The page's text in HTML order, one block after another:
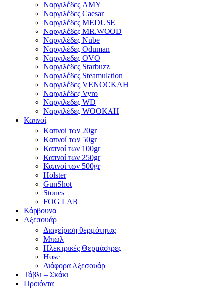
Ναργιλέδες AΜΥ
Ναργιλέδες Caesar
Ναργιλέδες MEDUSE
Ναργιλέδες MR.WOOD
Ναργιλέδες Nube
Ναργιλέδες Oduman
Ναργιλεδες OVO
Ναργιλέδες Starbuzz
Ναργιλέδες Steamulation
Ναργιλέδες VENOOKAH
Ναργιλέδες Vyro
Ναργιλεδες WD
Ναργιλέδες WOOKAH
Καπνοί
Kαπνοί των 20gr
Kαπνοί των 50gr
Καπνοί των 100gr
Καπνοί των 250gr
Καπνοί των 500gr
Holster
GunShot
Stones
FOG LAB
Κάρβουνα
Αξεσουάρ
Διαχείριση θερμότητας
Μπώλ
Ηλεκτρικές Θερμάστρες
Hose
Διάφορα Αξεσουάρ
Τάβλι – Σκάκι
Προιόντα